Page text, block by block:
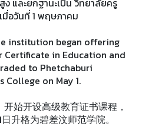
มื่อวันที่ 1 พฤษภาคม
institution began offering
Certificate in Education and
to Phetchaburi
College on May 1.
开始开设高级教育证书课程，
升格为碧差汶师范学院。